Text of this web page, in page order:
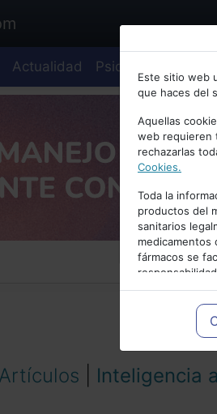
Escribe tu
Accede o
Actualidad Psiquiatría
Este sitio web
que haces del
Aquellas
web requieren
rechazarlas
Cookies.
Toda la
productos del
sanitarios
medicamentos
fármacos se
medicamentos
adecuado a
Inteligencia